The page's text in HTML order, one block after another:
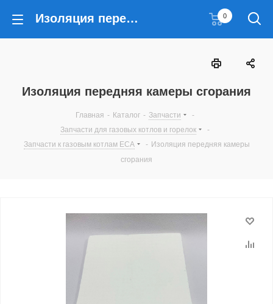
Изоляция передняя камеры сгорания 0
Изоляция передняя камеры сгорания
Главная - Каталог - Запчасти
-
Запчасти для газовых котлов и горелок
-
Запчасти к газовым котлам ECA
- Изоляция передняя камеры
сгорания